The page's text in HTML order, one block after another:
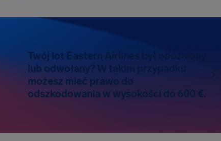
Twój lot Eastern Airlines był opóźniony
lub odwołany? W takim przypadku
możesz mieć prawo do
odszkodowania w wysokości do 600 €.